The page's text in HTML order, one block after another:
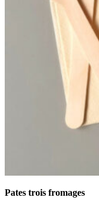
Pates trois fromages